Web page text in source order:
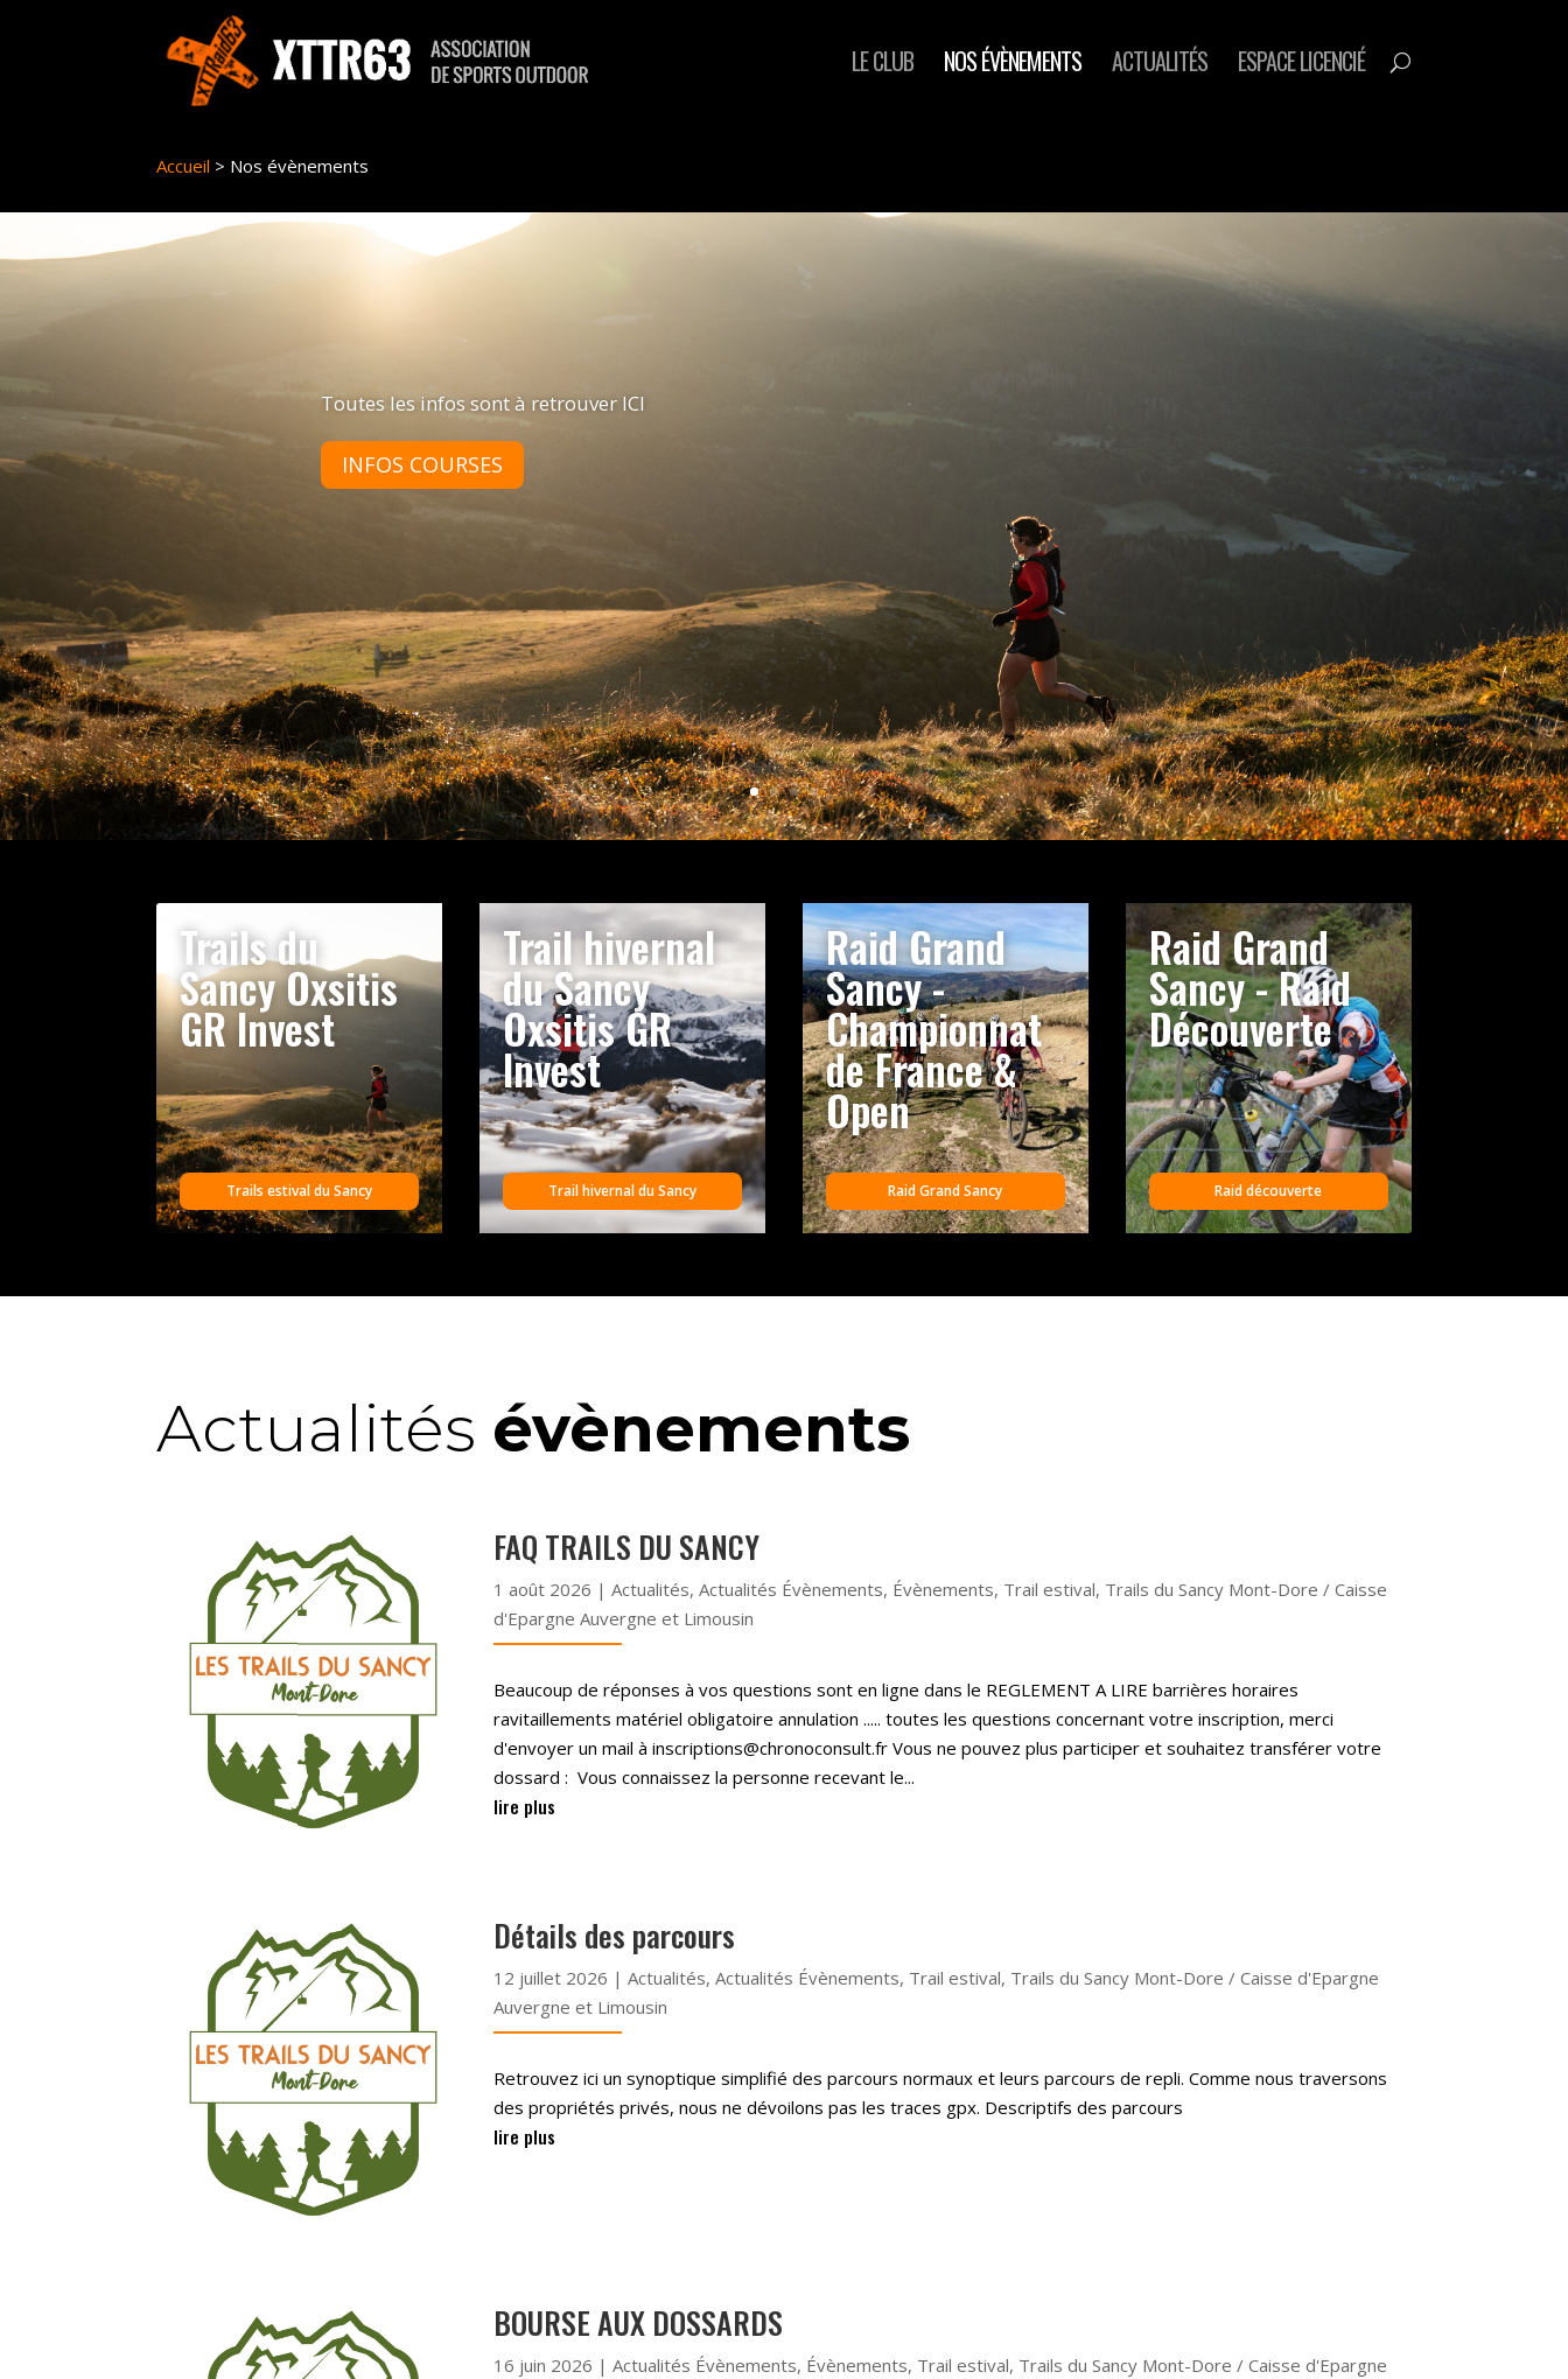
LE CLUB NOS ÉVÈNEMENTS ACTUALITÉS ESPACE LICENCIÉ
Accueil > Nos évènements
Toutes les infos sont à retrouver ICI
INFOS COURSES
Trails du
Sancy Oxsitis
GR Invest
Trails estival du Sancy
Trail hivernal
du Sancy
Oxsitis GR
Invest
Trail hivernal du Sancy
Raid Grand
Sancy -
Championnat
de France &
Open
Raid Grand Sancy
Raid Grand
Sancy - Raid
Découverte
Raid découverte
Actualités évènements
FAQ TRAILS DU SANCY
1 août 2026 |Actualités,Actualités Évènements, Évènements, Trail estival, Trails du Sancy Mont-Dore / Caisse
d'Epargne Auvergne et Limousin
Beaucoup de réponses à vos questions sont en ligne dans le REGLEMENT A LIRE barrières horaires
ravitaillements matériel obligatoire annulation ..... toutes les questions concernant votre inscription, merci
d'envoyer un mail à inscriptions@chronoconsult.fr Vous ne pouvez plus participer et souhaitez transférer votre
dossard : Vous connaissez la personne recevant le...
lire plus
Détails des parcours
12 juillet 2026 |Actualités,Actualités Évènements, Trail estival, Trails du Sancy Mont-Dore / Caisse d'Epargne
Auvergne et Limousin
Retrouvez ici un synoptique simplifié des parcours normaux et leurs parcours de repli. Comme nous traversons
des propriétés privés, nous ne dévoilons pas les traces gpx. Descriptifs des parcours
lire plus
BOURSE AUX DOSSARDS
16 juin 2026 |Actualités Évènements, Évènements, Trail estival, Trails du Sancy Mont-Dore / Caisse d'Epargne
Panneau de gestion des cookies